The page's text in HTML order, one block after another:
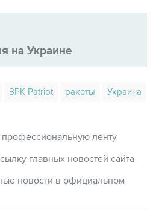
на Украине
ЗРК Patriot ракеты Украина
профессиональную ленту
главных новостей сайта
новости в официальном